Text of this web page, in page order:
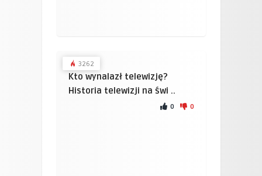
3262
Kto wynalazł telewizję?
Historia telewizji na świ ..
0 0